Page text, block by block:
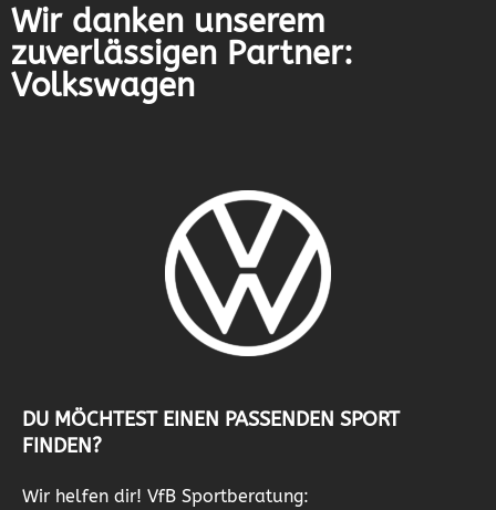
Wir danken unserem
zuverlässigen Partner:
Volkswagen
DU MÖCHTEST EINEN PASSENDEN SPORT
FINDEN?
Wir helfen dir! VfB Sportberatung: